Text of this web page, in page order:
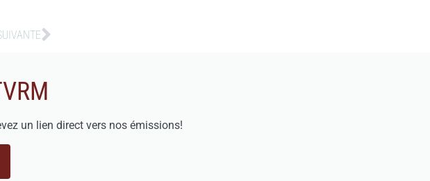
un lien direct vers nos émissions!